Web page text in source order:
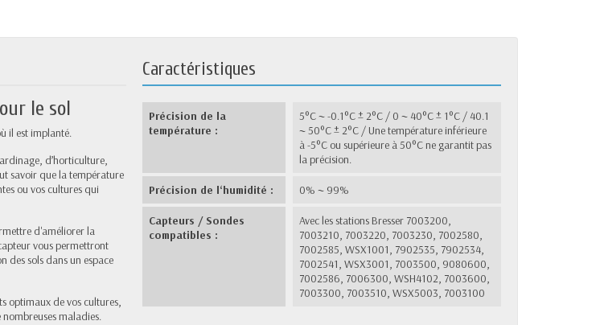
le sol
il est implanté.
d’horticulture,
savoir que la température
ou vos cultures qui
d'améliorer la
vous permettront
des sols dans un espace
optimaux de vos cultures,
nombreuses maladies.
Caractéristiques
Précision de la
température :
5°C ~ -0.1°C ± 2°C / 0 ~ 40°C ± 1°C / 40.1
~ 50°C ± 2°C / Une température inférieure
à -5°C ou supérieure à 50°C ne garantit pas
la précision.
Précision de l‘humidité : 0% ~ 99%
Capteurs / Sondes
compatibles :
Avec les stations Bresser 7003200,
7003210, 7003220, 7003230, 7002580,
7002585, WSX1001, 7902535, 7902534,
7002541, WSX3001, 7003500, 9080600,
7002586, 7006300, WSH4102, 7003600,
7003300, 7003510, WSX5003, 7003100